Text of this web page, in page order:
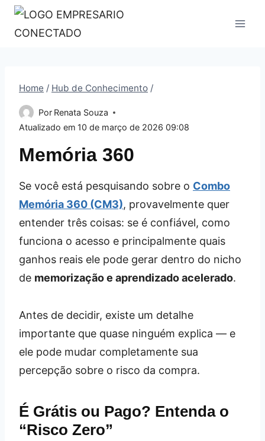
Pular
para
Home / Hub de Conhecimento /
Por Renata Souza
Atualizado em 10 de março de 2026 09:08
Memória 360
Se você está pesquisando sobre o Combo
Memória 360 (CM3), provavelmente quer
entender três coisas: se é confiável, como
funciona o acesso e principalmente quais
ganhos reais ele pode gerar dentro do nicho
de memorização e aprendizado acelerado.
Antes de decidir, existe um detalhe
importante que quase ninguém explica — e
ele pode mudar completamente sua
percepção sobre o risco da compra.
É Grátis ou Pago? Entenda o
“Risco Zero”